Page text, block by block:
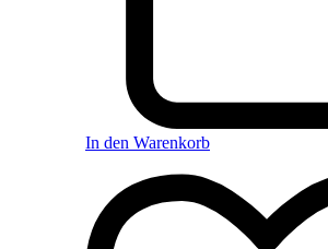
In den Warenkorb